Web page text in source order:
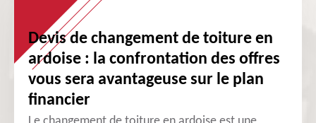
Devis de changement de toiture en
ardoise : la confrontation des offres
vous sera avantageuse sur le plan
financier